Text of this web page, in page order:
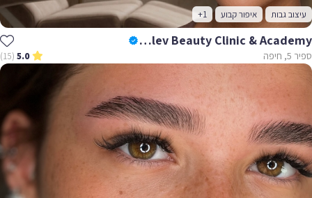
עיצוב גבות איפור קבוע +1
Dolev Beauty Clinic & Academy - דולב גבות ביוטי
ספיר 5, חיפה 5.0
(15)